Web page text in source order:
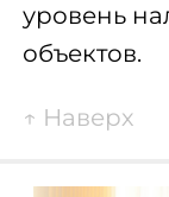
уровень
объектов.
↑ Наверх